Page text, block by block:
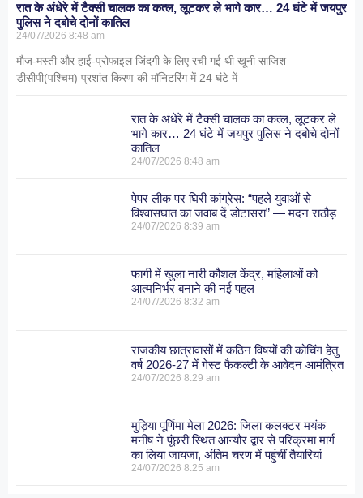
रात के अंधेरे में टैक्सी चालक का कत्ल, लूटकर ले भागे कार… 24 घंटे में जयपुर
पुलिस ने दबोचे दोनों कातिल
24/07/2026 8:48 am
मौज-मस्ती और हाई-प्रोफाइल जिंदगी के लिए रची गई थी खूनी साजिश
डीसीपी(पश्चिम) प्रशांत किरण की मॉनिटरिंग में 24 घंटे में
रात के अंधेरे में टैक्सी चालक का कत्ल, लूटकर ले
भागे कार… 24 घंटे में जयपुर पुलिस ने दबोचे दोनों
कातिल
24/07/20268:48 am
पेपर लीक पर घिरी कांग्रेस: “पहले युवाओं से
विश्वासघात का जवाब दें डोटासरा” — मदन राठौड़
24/07/20268:39 am
फागी में खुला नारी कौशल केंद्र, महिलाओं को
आत्मनिर्भर बनाने की नई पहल
24/07/20268:32 am
राजकीय छात्रावासों में कठिन विषयों की कोचिंग हेतु
वर्ष 2026-27 में गेस्ट फैकल्टी के आवेदन आमंत्रित
24/07/20268:29 am
मुड़िया पूर्णिमा मेला 2026: जिला कलक्टर मयंक
मनीष ने पूंछरी स्थित आन्यौर द्वार से परिक्रमा मार्ग
का लिया जायजा, अंतिम चरण में पहुंचीं तैयारियां
24/07/20268:25 am